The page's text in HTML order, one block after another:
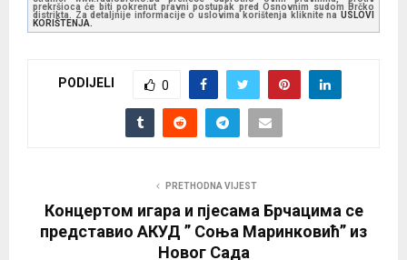
prekršioca će biti pokrenut pravni postupak pred Osnovnim sudom Brčko
distrikta. Za detaljnije informacije o uslovima korištenja kliknite na USLOVI
KORIŠTENJA.
PODIJELI 0
PRETHODNA VIJEST
Концертом игара и пјесама Брчацима се
представио АКУД ” Соња Маринковић” из
Новог Сада